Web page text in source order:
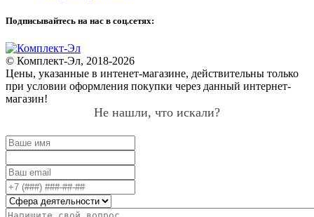
Подписывайтесь на нас в соц.сетях:
© Комплект-Эл, 2018-2026
Цены, указанные в интенет-магазине, действительны только
при условии оформления покупки через данный интернет-
магазин!
Не нашли, что искали?